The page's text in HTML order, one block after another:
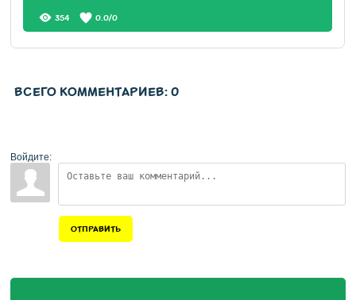
354 0.0/0
ВСЕГО КОММЕНТАРИЕВ:0
Войдите:
ОТПРАВИТЬ